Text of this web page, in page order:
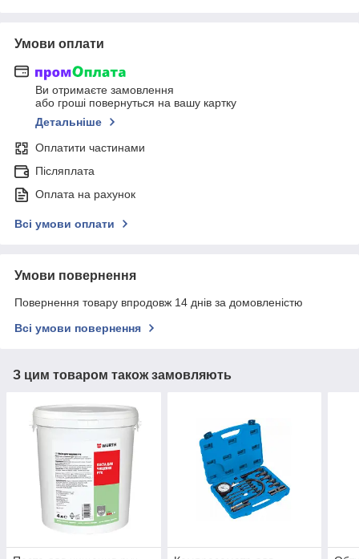
Умови оплати
Ви отримаєте замовлення
або гроші повернуться на вашу картку
Детальніше
Оплатити частинами
Післяплата
Оплата на рахунок
Всі умови оплати
Умови повернення
Повернення товару впродовж 14 днів за домовленістю
Всі умови повернення
З цим товаром також замовляють